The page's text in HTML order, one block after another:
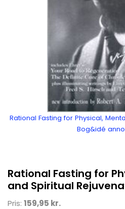
Rational Fasting for Physical,
Bog&idé
Rational Fasting for
and Spiritual
Pris: 159,95 kr.